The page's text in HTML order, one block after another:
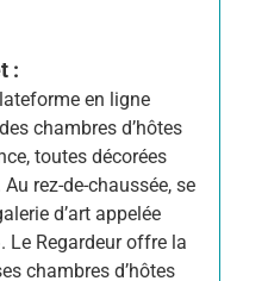
:
en ligne
chambres d’hôtes
toutes décorées
rez-de-chaussée, se
d’art appelée
Le Regardeur offre la
chambres d’hôtes